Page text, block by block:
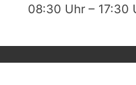
08:30 Uhr – 17:30